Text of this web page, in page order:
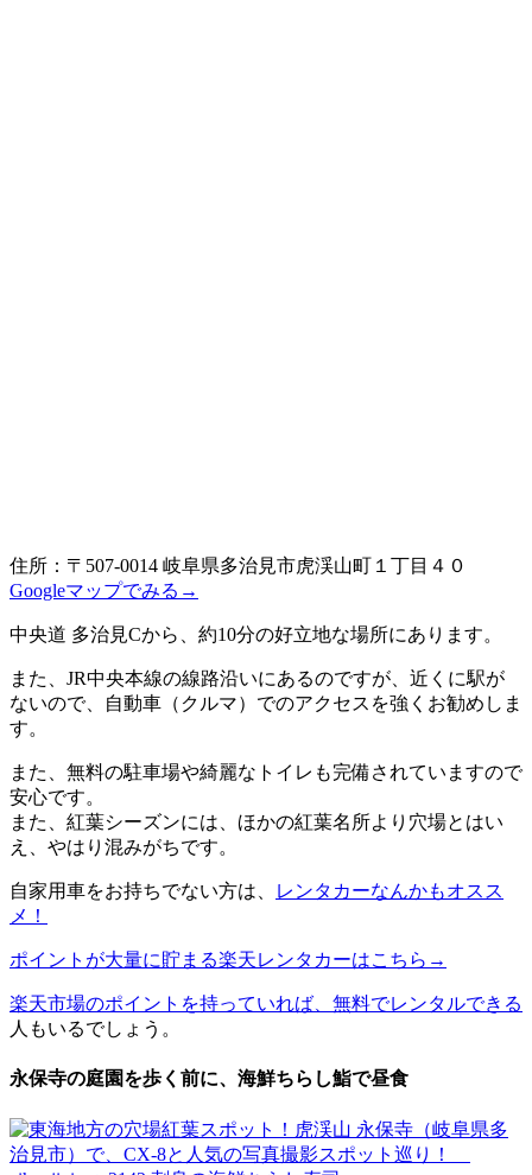
住所：〒507-0014 岐阜県多治見市虎渓山町１丁目４０
Googleマップでみる→
中央道 多治見Cから、約10分の好立地な場所にあります。
また、JR中央本線の線路沿いにあるのですが、近くに駅が
ないので、自動車（クルマ）でのアクセスを強くお勧めしま
す。
また、無料の駐車場や綺麗なトイレも完備されていますので
安心です。
また、紅葉シーズンには、ほかの紅葉名所より穴場とはい
え、やはり混みがちです。
自家用車をお持ちでない方は、
レンタカーなんかもオスス
メ！
ポイントが大量に貯まる楽天レンタカーはこちら→
楽天市場のポイントを持っていれば、無料でレンタルできる
人もいるでしょう。
永保寺の庭園を歩く前に、海鮮ちらし鮨で昼食